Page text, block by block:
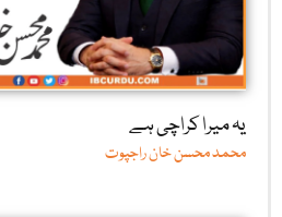
یہ میرا کراچی ہے
محمد محسن خان راجپوت